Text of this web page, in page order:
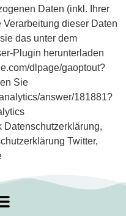
Daten (inkl. Ihrer
Verarbeitung dieser Daten
das unter dem
Plugin herunterladen
dlpage/gaoptout?
Sie
answer/181881?
Datenschutzerklärung,
Twitter,